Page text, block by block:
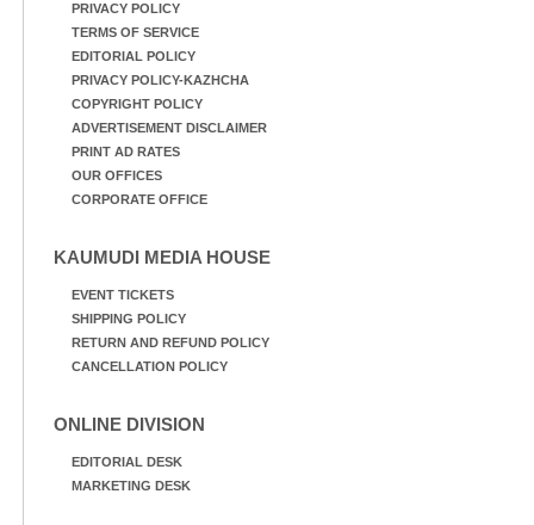
PRIVACY POLICY
TERMS OF SERVICE
EDITORIAL POLICY
PRIVACY POLICY-KAZHCHA
COPYRIGHT POLICY
ADVERTISEMENT DISCLAIMER
PRINT AD RATES
OUR OFFICES
CORPORATE OFFICE
KAUMUDI MEDIA HOUSE
EVENT TICKETS
SHIPPING POLICY
RETURN AND REFUND POLICY
CANCELLATION POLICY
ONLINE DIVISION
EDITORIAL DESK
MARKETING DESK